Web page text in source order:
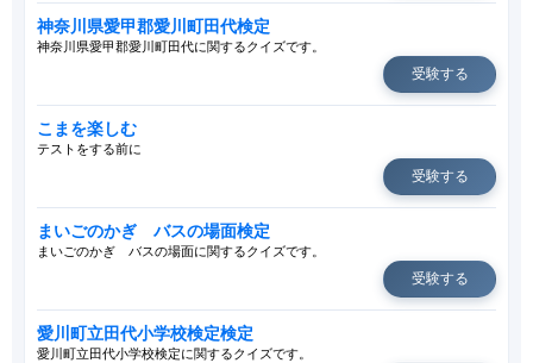
神奈川県愛甲郡愛川町田代検定
神奈川県愛甲郡愛川町田代に関するクイズです。
受験する
こまを楽しむ
テストをする前に
受験する
まいごのかぎ バスの場面検定
まいごのかぎ バスの場面に関するクイズです。
受験する
愛川町立田代小学校検定検定
愛川町立田代小学校検定に関するクイズです。